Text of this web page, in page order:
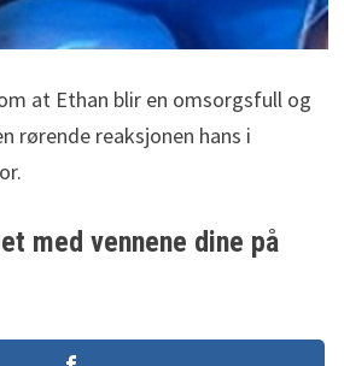
at Ethan blir en omsorgsfull og
rørende reaksjonen hans i
med vennene dine på